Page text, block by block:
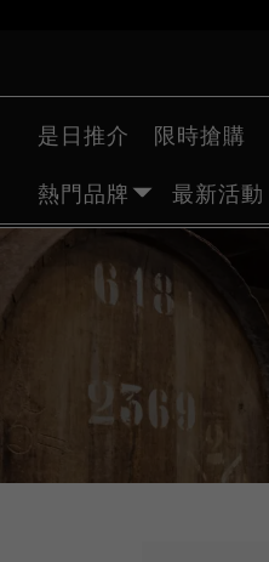
是日推介 限時搶購
熱門品牌 最新活動